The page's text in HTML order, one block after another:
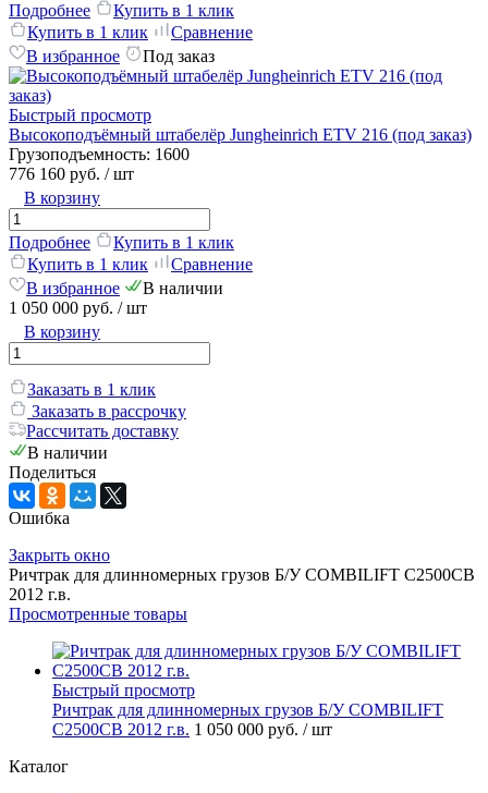
Подробнее
Купить в 1 клик
Купить в 1 клик
Сравнение
В избранное
Под заказ
Быстрый просмотр
Высокоподъёмный штабелёр Jungheinrich ETV 216 (под заказ)
Грузоподъемность: 1600
776 160 руб. / шт
В корзину
Подробнее
Купить в 1 клик
Купить в 1 клик
Сравнение
В избранное
В наличии
1 050 000 руб. / шт
В корзину
Заказать в 1 клик
Заказать в рассрочку
Рассчитать доставку
В наличии
Поделиться
Ошибка
Закрыть окно
Ричтрак для длинномерных грузов Б/У COMBILIFT C2500CB
2012 г.в.
Просмотренные товары
Быстрый просмотр
Ричтрак для длинномерных грузов Б/У COMBILIFT
C2500CB 2012 г.в. 1 050 000 руб. / шт
Каталог